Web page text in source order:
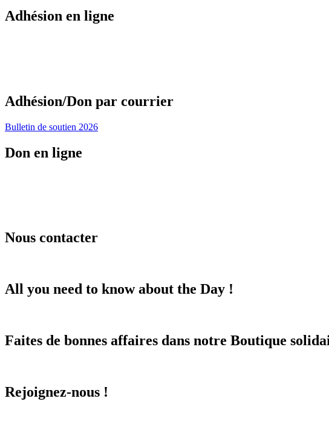
Adhésion en ligne
Adhésion/Don par courrier
Bulletin de soutien 2026
Don en ligne
Nous contacter
All you need to know about the Day !
Faites de bonnes affaires dans notre Boutique
Rejoignez-nous !